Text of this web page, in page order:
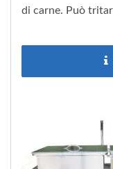
di carne. Può